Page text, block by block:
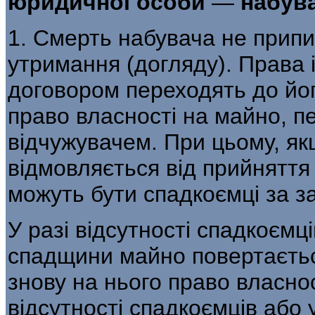
1. Смерть набувача не
утримання (догляду). Права
договором переходять до
право власності на майно,
відчужувачем. При цьому,
відмовляється від
можуть бути спадкоємці за
У разі відсутності
спадщини майно
знову на нього право
відсутності спадкоємців